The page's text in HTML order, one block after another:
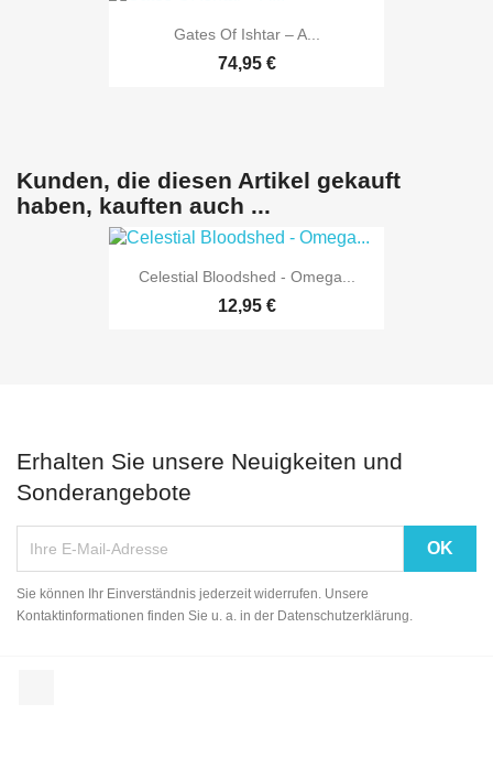
Gates Of Ishtar ‎– A...
74,95 €
Kunden, die diesen Artikel gekauft
haben, kauften auch ...
Celestial Bloodshed - Omega...
12,95 €
Erhalten Sie unsere Neuigkeiten und
Sonderangebote
Sie können Ihr Einverständnis jederzeit widerrufen. Unsere
Kontaktinformationen finden Sie u. a. in der Datenschutzerklärung.